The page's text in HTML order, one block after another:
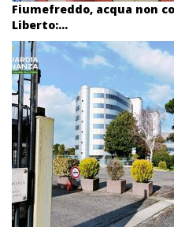
Fiumefreddo, acqua non
Liberto:...